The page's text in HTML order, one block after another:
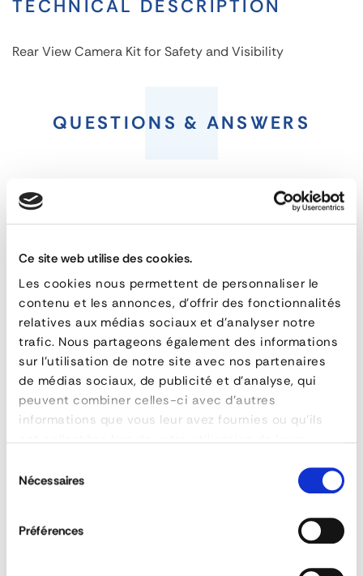
Ce site web utilise des cookies.
Les cookies nous permettent de personnaliser le
contenu et les annonces, d'offrir des fonctionnalités
relatives aux médias sociaux et d'analyser notre
trafic. Nous partageons également des informations
sur l'utilisation de notre site avec nos partenaires
de médias sociaux, de publicité et d'analyse, qui
peuvent combiner celles-ci avec d'autres
informations que vous leur avez fournies ou qu'ils
duNécessaires
Préférences
TECHNICAL DESCRIPTION
Rear View Camera Kit for Safety and Visibility
poids0,363 kg
DOWNLOAD DATA SHEET
ASK FOR A QUOTE
QUESTIONS & ANSWERS
Does the equipment comply with the
Do the extinguishers comply with the NF
standard?
Is the eco-tax declared on the
extinguishers?